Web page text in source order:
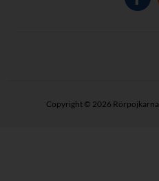
Copyright © 2026